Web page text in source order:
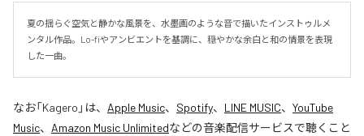
夏の揺らぐ空気と静かな風景を、水墨画のような音で描いたインストゥルメ
ンタル作品。Lo-fiやアンビエントを基調に、穏やかな余白と和の情景を表現
した一曲。
なお「Kagero 」は、 Apple Music、 Spotify、 LINE MUSIC、 YouTube
Music、 Amazon Music Unlimitedなどの音楽配信サービスで聴くこと